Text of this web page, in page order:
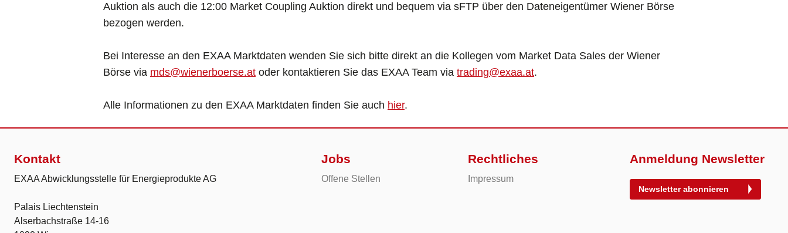
Auktion als auch die 12:00 Market Coupling Auktion direkt und bequem via sFTP über den Dateneigentümer Wiener Börse
bezogen werden.
Bei Interesse an den EXAA Marktdaten wenden Sie sich bitte direkt an die Kollegen vom Market Data Sales der Wiener
Börse via mds@wienerboerse.at oder kontaktieren Sie das EXAA Team via trading@exaa.at.
Alle Informationen zu den EXAA Marktdaten finden Sie auch hier.
Kontakt
EXAA Abwicklungsstelle für Energieprodukte AG
Palais Liechtenstein
Alserbachstraße 14-16
Jobs
Offene Stellen
Rechtliches
Impressum
Anmeldung Newsletter
Newsletter abonnieren